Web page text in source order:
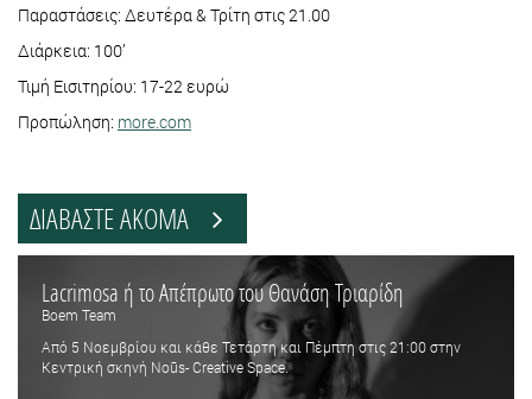
Παραστάσεις: Δευτέρα & Τρίτη στις 21.00
Διάρκεια: 100’
Τιμή Εισιτηρίου: 17-22 ευρώ
Προπώληση: more.com
ΔΙΑΒΑΣΤΕ ΑΚΟΜΑ
Lacrimosa ή το Απέπρωτο του Θανάση Τριαρίδη
Boem Team
Από 5 Νοεμβρίου και κάθε Τετάρτη και Πέμπτη στις 21:00 στην
Κεντρική σκηνή Noūs- Creative Space.